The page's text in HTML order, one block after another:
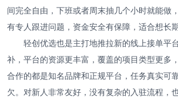
间完全自由，下班或者周末抽几个小时就能做
有专人跟进问题，资金安全有保障，适合想长
轻创优选也是主打地推拉新的线上接单平
补，平台的资源更丰富，覆盖的项目类型更多
合作的都是知名品牌和正规平台，任务真实可
欠。对新人非常友好，没有复杂的入驻流程，